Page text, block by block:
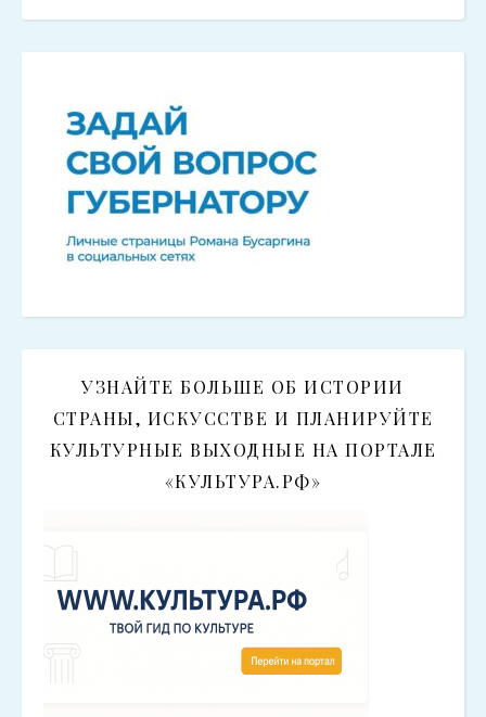
УЗНАЙТЕ БОЛЬШЕ ОБ ИСТОРИИ
СТРАНЫ, ИСКУССТВЕ И ПЛАНИРУЙТЕ
КУЛЬТУРНЫЕ ВЫХОДНЫЕ НА ПОРТАЛЕ
«КУЛЬТУРА.РФ»